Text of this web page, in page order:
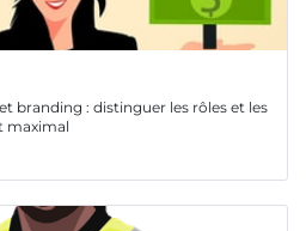
branding : distinguer les rôles et les
maximal